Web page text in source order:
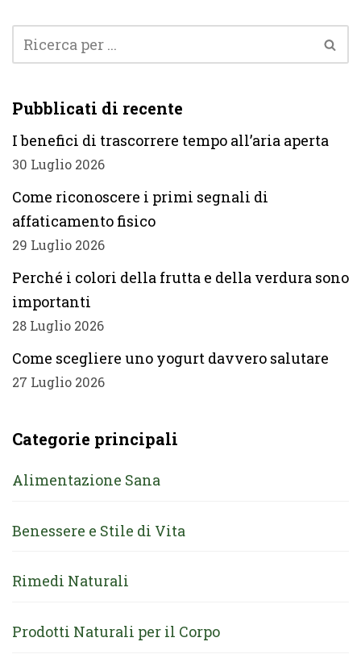
Pubblicati di recente
I benefici di trascorrere tempo all’aria aperta
30 Luglio 2026
Come riconoscere i primi segnali di
affaticamento fisico
29 Luglio 2026
Perché i colori della frutta e della verdura sono
importanti
28 Luglio 2026
Come scegliere uno yogurt davvero salutare
27 Luglio 2026
Categorie principali
Alimentazione Sana
Benessere e Stile di Vita
Rimedi Naturali
Prodotti Naturali per il Corpo